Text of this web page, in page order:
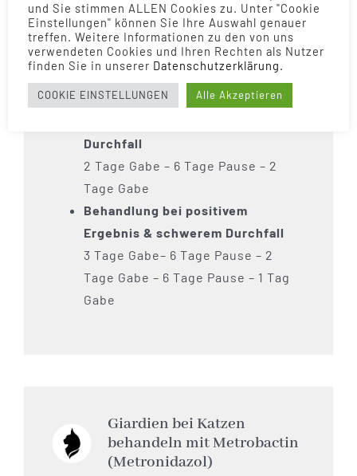
Behandlung bei positivem
Ergebnis & leichtem Durchfall
1 Tag Gabe – 6 Tage Pause – 1 Tag
Behandlung bei positivem
Durchfall
2 Tage Gabe – 6 Tage Pause – 2
Tage Gabe
Behandlung bei positivem
Ergebnis & schwerem Durchfall
3 Tage Gabe– 6 Tage Pause – 2
Tage Gabe – 6 Tage Pause – 1 Tag
Gabe
Giardien bei Katzen
behandeln mit Metrobactin
(Metronidazol)
und Sie stimmen ALLEN Cookies zu. Unter "Cookie
Einstellungen" können Sie Ihre Auswahl genauer
treffen. Weitere Informationen zu den von uns
verwendeten Cookies und Ihren Rechten als Nutzer
finden Sie in unserer Daten­schutz­erklärung.
COOKIE EINSTELLUNGEN Alle Akzeptieren